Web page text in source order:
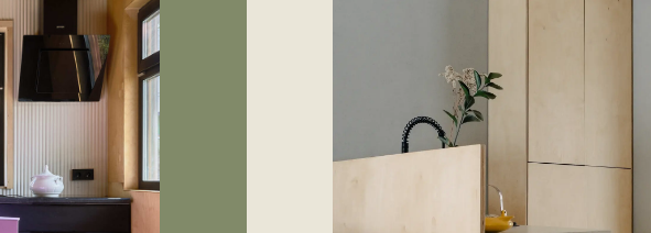
Пространство-трансформер: небольшая баня или
тихий домик для двоих по проекту японского
архитектора Такеши Кобаяши.
группы